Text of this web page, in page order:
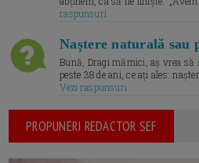
raspunsuri
Naștere naturală sau
Bună, Dragi mămici, aș vrea să
peste 38 de ani, ce ați ales:
Vezi raspunsuri
PROPUNERI REDACTOR SEF